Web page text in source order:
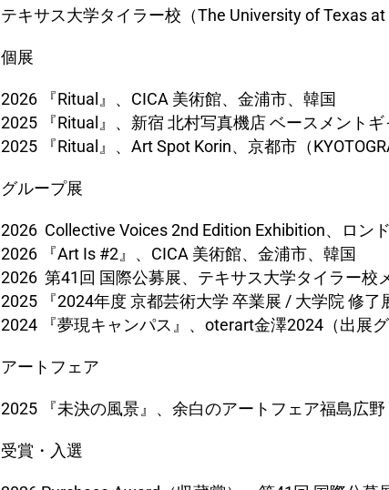
テキサス大学タイラー校（The University of Texas
個展
2026 『Ritual』、CICA 美術館、金浦市、韓国
2025 『Ritual』、新宿 北村写真機店 ベースメント
2025 『Ritual』、Art Spot Korin、京都市（
グループ展
2026 Collective Voices 2nd Edition Exhibition、ロン
2026 『Art Is #2』、CICA 美術館、金浦市、韓国
2026 第41回 国際公募展、テキサス大学タイラー校
2025 『2024年度 京都芸術大学 卒業展 / 大学院 修
2024 『夢現キャンパス』、oterart金澤2024（出展
アートフェア
2025 『未決の風景』、余白のアートフェア福島広
受賞・入選